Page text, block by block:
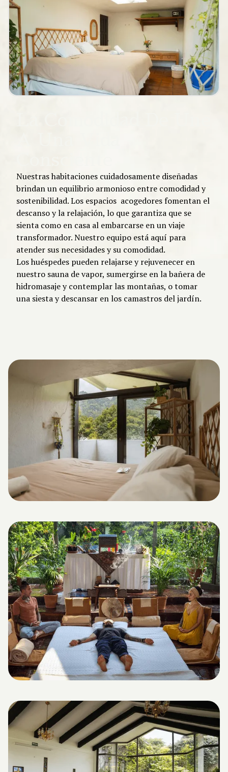
Nuestras habitaciones cuidadosamente diseñadas
brindan un equilibrio armonioso entre comodidad y
sostenibilidad. Los espacios acogedores fomentan el
descanso y la relajación, lo que garantiza que se
sienta como en casa al embarcarse en un viaje
transformador. Nuestro equipo está aquí para
atender sus necesidades y su comodidad.
Los huéspedes pueden relajarse y rejuvenecer en
nuestro sauna de vapor, sumergirse en la bañera de
hidromasaje y contemplar las montañas, o tomar
una siesta y descansar en los camastros del jardín.